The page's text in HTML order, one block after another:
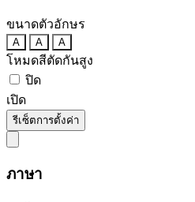
ขนาดตัวอักษร
A A A
โหมดสีตัดกันสูง
ปิด
เปิด
รีเซ็ตการตั้งค่า
ภาษา